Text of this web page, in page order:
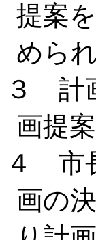
提案
めら
３ 計
画提
４ 市
画の